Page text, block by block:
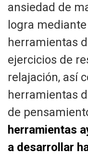
ansiedad de
logra
herramientas
ejercicios de
relajación, así
herramientas
de
herramientas
a desarrollar